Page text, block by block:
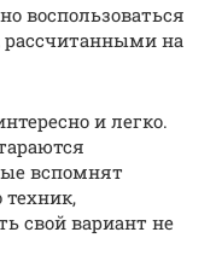
воспользоваться
на
и легко.
вспомнят
свой вариант не